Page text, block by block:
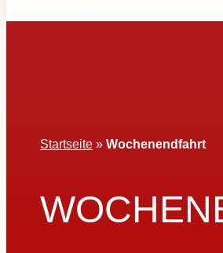
Startseite »Wochenendfahrt